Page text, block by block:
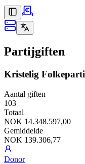
Partijgiften
Kristelig Folkeparti
Aantal giften
103
Totaal
NOK 14.348.597,00
Gemiddelde
NOK 139.306,77
Donor